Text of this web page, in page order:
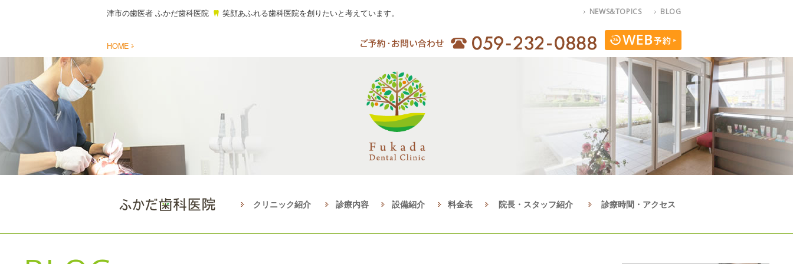
津市の歯医者 ふかだ歯科医院 笑顔あふれる歯科医院を創りたいと考えています。 NEWS&TOPICS BLOG
HOME
クリニック紹介 診療内容 設備紹介 料金表 院長・スタッフ紹介 診療時間・アクセス